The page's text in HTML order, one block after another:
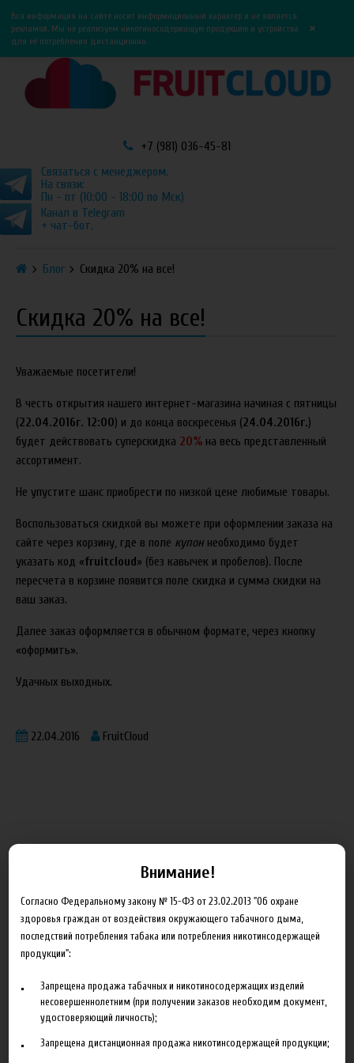
0
Вся информация на сайте носит информационный характер и не является
рекламой. Мы не реализуем никотиносодержащую продукцию и устройства
для её потребления дистанционно.
×
+7 (981) 036-45-81
Связаться с менеджером.
На связи:
Пн - пт (10:00 - 18:00 по Мск)
Канал в Telegram
+ чат-бот.
Блог Скидка 20% на все!
Скидка 20% на все!
Уважаемые посетители!
В честь открытия нашего интернет-магазина начиная с пятницы
(22.04.2016г. 12:00) и до конца воскресенья (24.04.2016г.)
будет действовать суперскидка 20% на весь представленный
ассортимент.
Не упустите шанс приобрести по низкой цене любимые товары.
Воспользоваться скидкой вы можете при оформлении заказа на
сайте через корзину, где в поле купон необходимо будет
указать код «fruitcloud» (без кавычек и пробелов). После
пересчета в корзине появится поле скидка и сумма скидки на
ваш заказ.
Далее заказ оформляется в обычном формате, через кнопку
«оформить».
Удачных выходных.
22.04.2016 FruitCloud
Блог
Ароматизаторы Xian Taima в наличии
Новая линейка жидкостей Time Travel Machine
Новинка. Новые наборы в линейке Heroes Farm.
Подробнее
Внимание!
Согласно Федеральному закону № 15-ФЗ от 23.02.2013 "Об охране
здоровья граждан от воздействия окружающего табачного дыма,
последствий потребления табака или потребления никотинсодержащей
продукции":
Запрещена продажа табачных и никотиносодержащих изделий
несовершеннолетним (при получении заказов необходим документ,
удостоверяющий личность);
Запрещена дистанционная продажа никотинсодержащей продукции;